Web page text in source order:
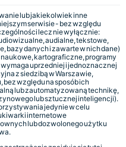
lub jakiekolwiek inne
serwisie - bez względu
lecz nie wyłącznie:
audialne, tekstowe,
bazy danych i zawarte w nich dane)
kartograficzne, programy
uprzedniej i jednoznacznej
z siedzibą w Warszawie,
bez względu na sposób ich
lub zautomatyzowaną technikę,
lub sztucznej inteligencji).
jedynie w celu
internetowe
lub dozwolonego użytku